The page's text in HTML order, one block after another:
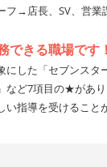
→店長、SV、営業
きる職場です！
した「セブンスタ
など7項目の★があ
指導を受けるこ